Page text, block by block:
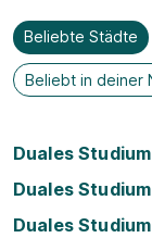
Beliebte Städte
Beliebt in deiner
Duales
Duales
Duales